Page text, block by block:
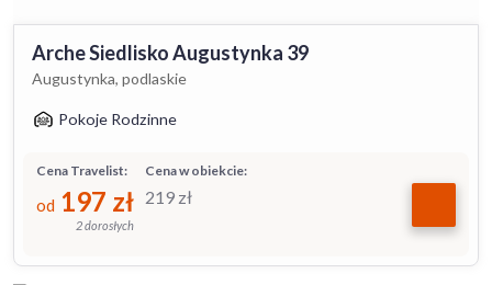
Arche Siedlisko Augustynka 39
Augustynka, podlaskie
Pokoje Rodzinne
Cena w obiekcie:
219 zł
Cena Travelist:
od 197 zł
2 dorosłych